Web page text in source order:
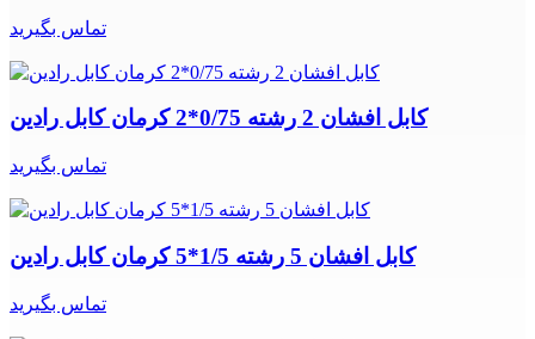
تماس بگیرید
کابل افشان 2 رشته 0/75*2 کرمان کابل رادین
تماس بگیرید
کابل افشان 5 رشته 1/5*5 کرمان کابل رادین
تماس بگیرید